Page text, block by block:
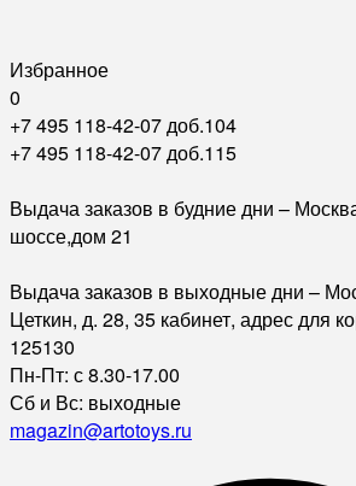
Избранное
0
+7 495 118-42-07 доб.104
+7 495 118-42-07 доб.115
Выдача заказов в будние дни –
шоссе,дом 21
Выдача заказов в выходные дни –
Цеткин, д. 28, 35 кабинет, адрес для
125130
Пн-Пт: с 8.30-17.00
Сб и Вс: выходные
magazin@artotoys.ru